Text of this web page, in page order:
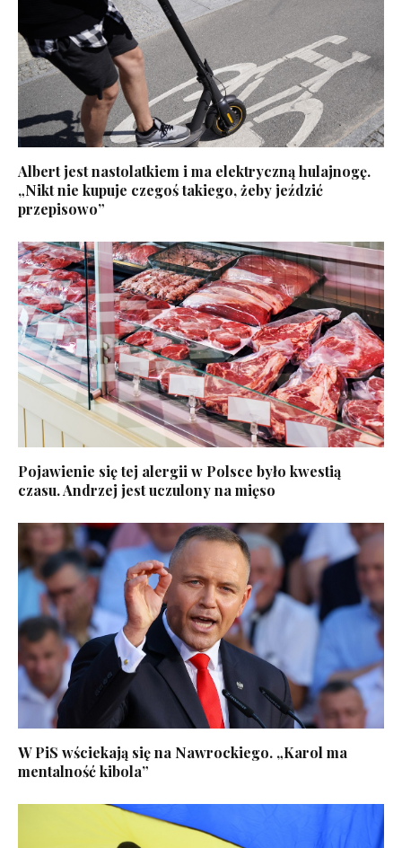
Albert jest nastolatkiem i ma elektryczną hulajnogę.
„Nikt nie kupuje czegoś takiego, żeby jeździć
przepisowo”
Pojawienie się tej alergii w Polsce było kwestią
czasu. Andrzej jest uczulony na mięso
W PiS wściekają się na Nawrockiego. „Karol ma
mentalność kibola”